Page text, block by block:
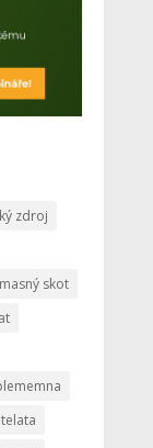
zdroj
masný skot